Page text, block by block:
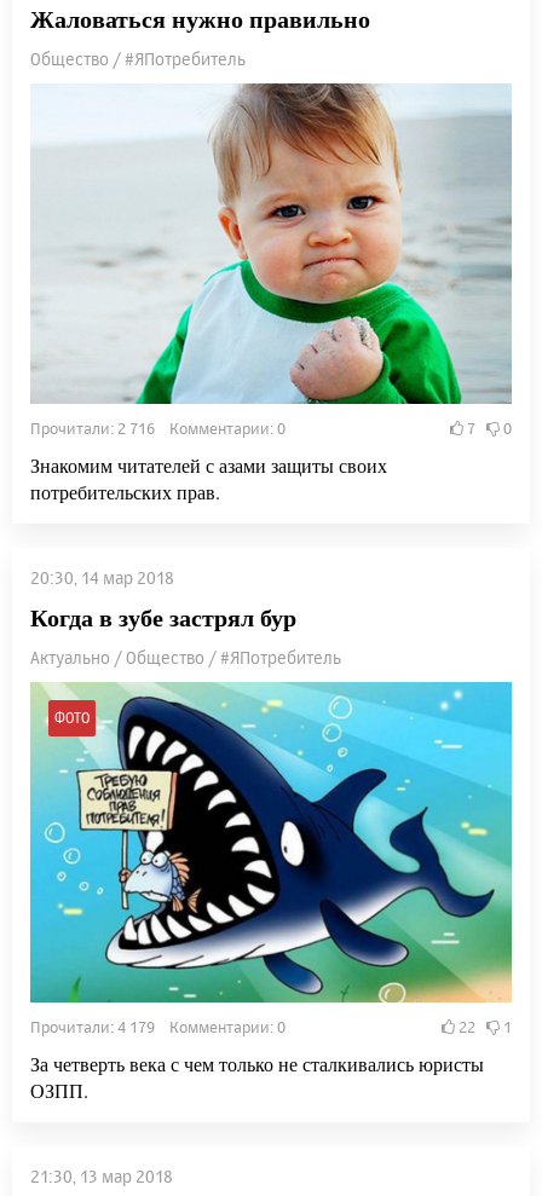
Жаловаться нужно правильно
Общество / #ЯПотребитель
Прочитали: 2 716 Комментарии: 0 7 0
Знакомим читателей с азами защиты своих
потребительских прав.
20:30, 14 мар 2018
Когда в зубе застрял бур
Актуально / Общество / #ЯПотребитель
ФОТО
Прочитали: 4 179 Комментарии: 0 22 1
За четверть века с чем только не сталкивались юристы
ОЗПП.
21:30, 13 мар 2018